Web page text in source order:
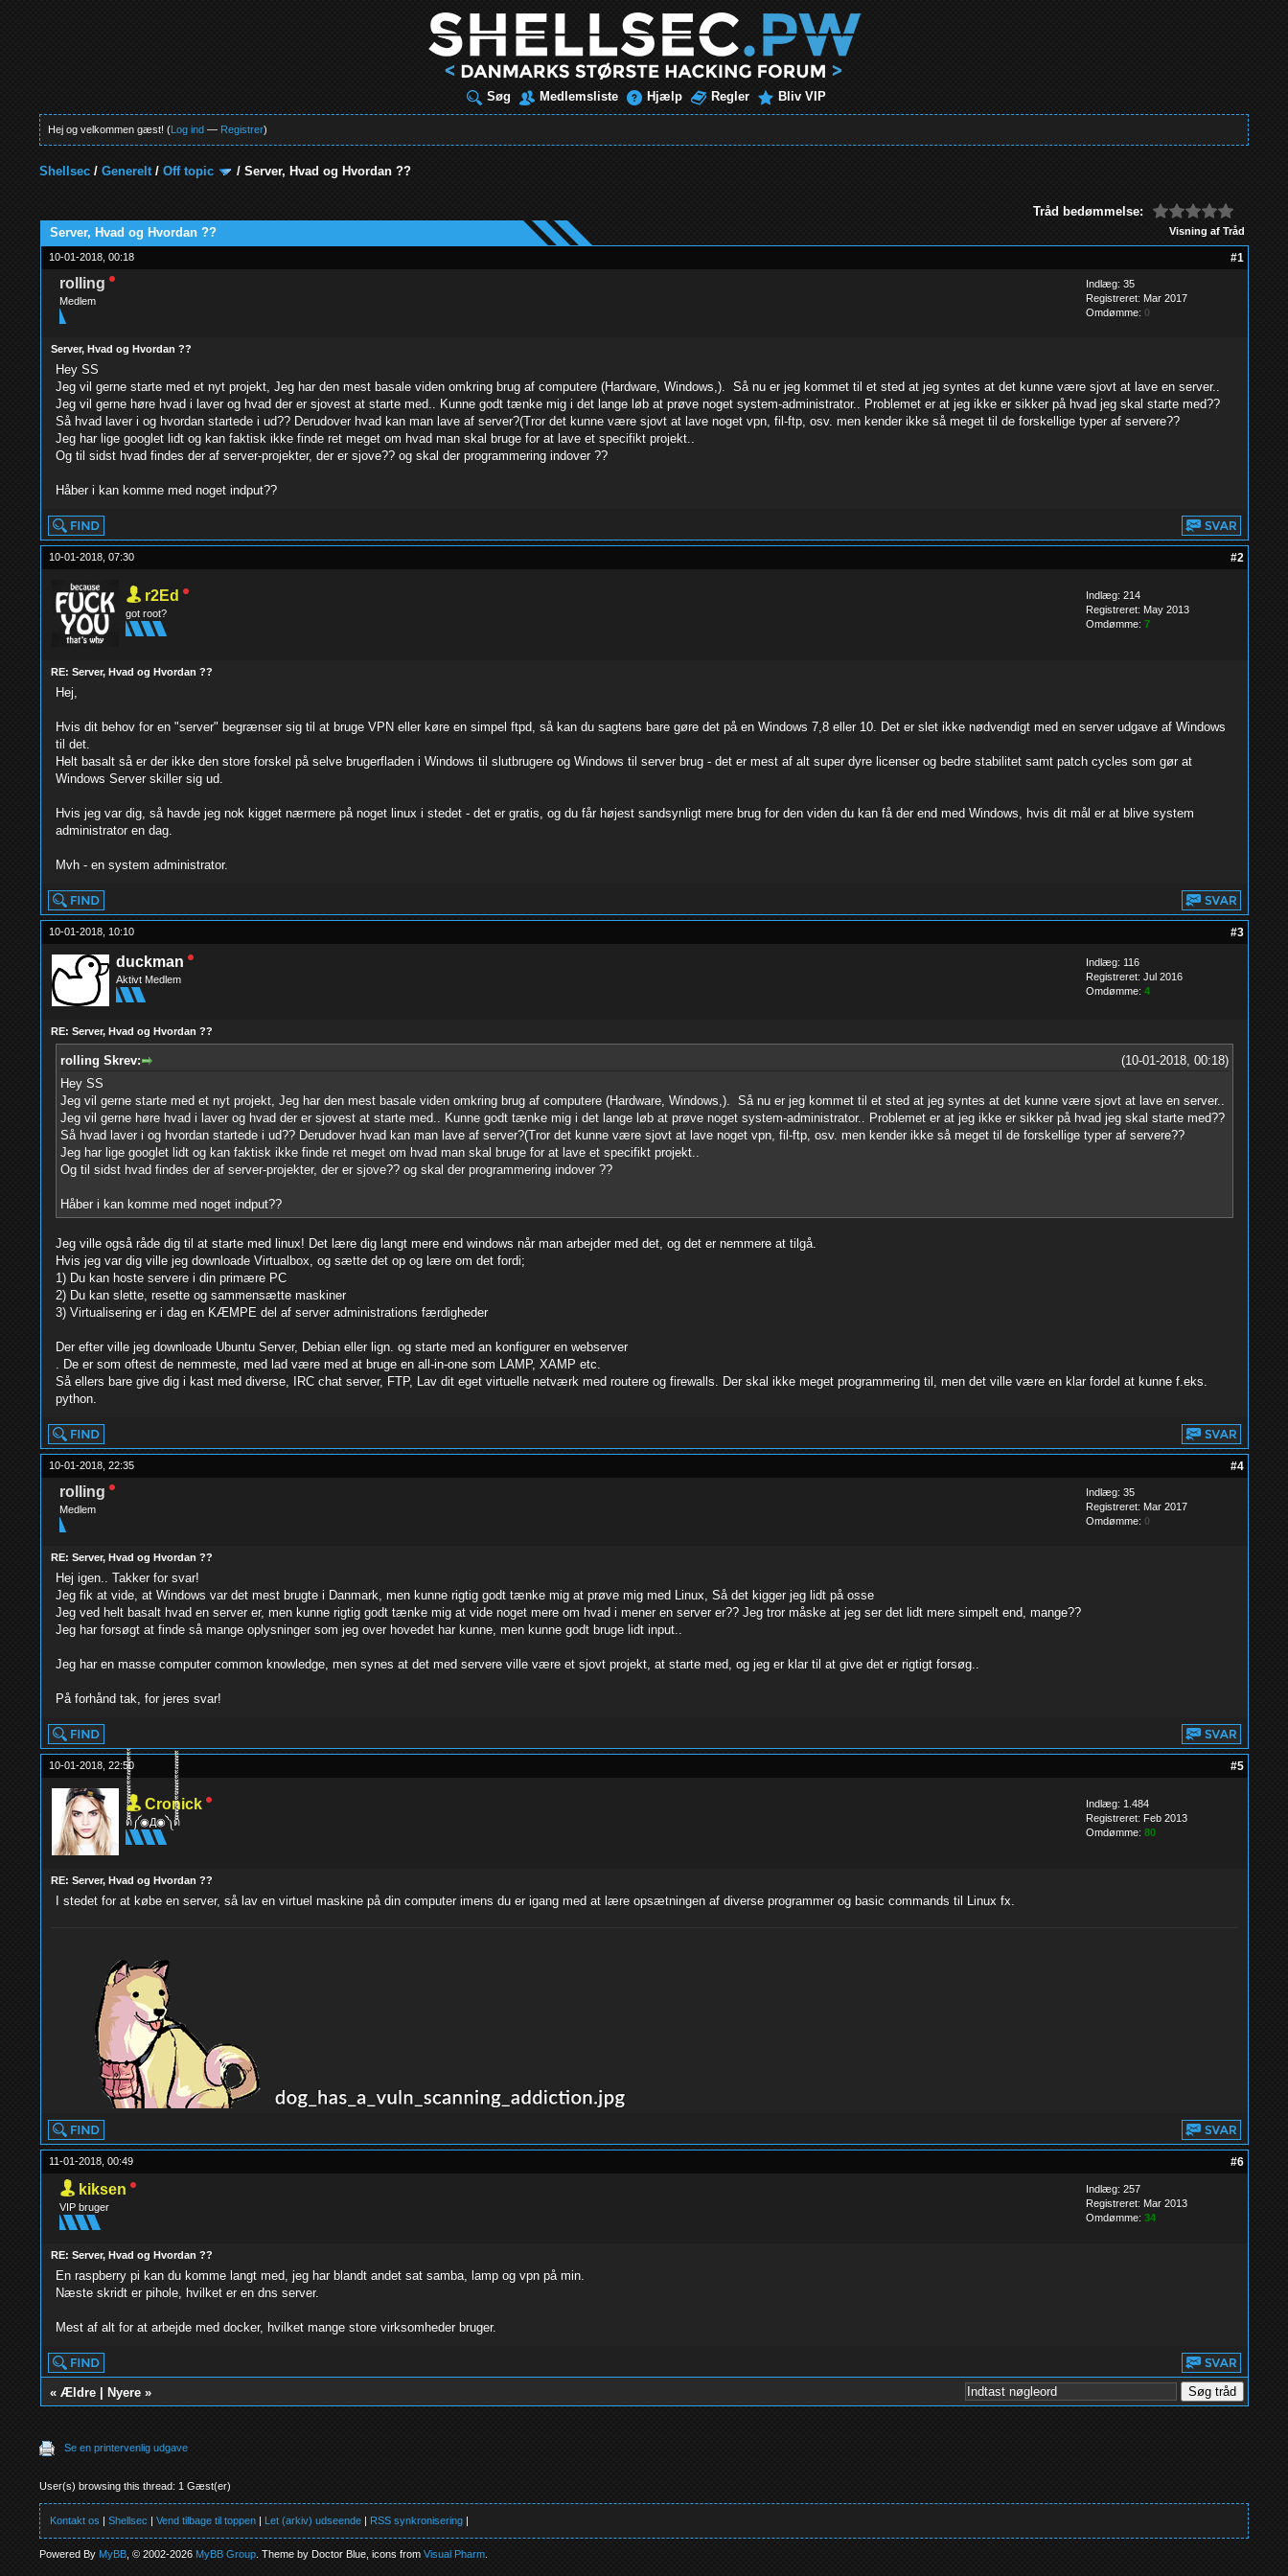
Søg Medlemsliste Hjælp Regler Bliv VIP
Hej og velkommen gæst! (Log ind — Registrer)
Shellsec /Generelt/Off topic /Server, Hvad og Hvordan ??
Tråd bedømmelse:
Visning af Tråd
Server, Hvad og Hvordan ??
10-01-2018, 00:18 #1
rolling
Medlem
Indlæg: 35
Registreret: Mar 2017
Omdømme: 0
Server, Hvad og Hvordan ??
Hey SS
Jeg vil gerne starte med et nyt projekt, Jeg har den mest basale viden omkring brug af computere (Hardware, Windows,). Så nu er jeg kommet til et sted at jeg syntes at det kunne være sjovt at lave en server..
Jeg vil gerne høre hvad i laver og hvad der er sjovest at starte med.. Kunne godt tænke mig i det lange løb at prøve noget system-administrator.. Problemet er at jeg ikke er sikker på hvad jeg skal starte med??
Så hvad laver i og hvordan startede i ud?? Derudover hvad kan man lave af server?(Tror det kunne være sjovt at lave noget vpn, fil-ftp, osv. men kender ikke så meget til de forskellige typer af servere??
Jeg har lige googlet lidt og kan faktisk ikke finde ret meget om hvad man skal bruge for at lave et specifikt projekt..
Og til sidst hvad findes der af server-projekter, der er sjove?? og skal der programmering indover ??
Håber i kan komme med noget indput??
10-01-2018, 07:30 #2
r2Ed
got root?
Indlæg: 214
Registreret: May 2013
Omdømme: 7
RE: Server, Hvad og Hvordan ??
Hej,
Hvis dit behov for en "server" begrænser sig til at bruge VPN eller køre en simpel ftpd, så kan du sagtens bare gøre det på en Windows 7,8 eller 10. Det er slet ikke nødvendigt med en server udgave af Windows
til det.
Helt basalt så er der ikke den store forskel på selve brugerfladen i Windows til slutbrugere og Windows til server brug - det er mest af alt super dyre licenser og bedre stabilitet samt patch cycles som gør at
Windows Server skiller sig ud.
Hvis jeg var dig, så havde jeg nok kigget nærmere på noget linux i stedet - det er gratis, og du får højest sandsynligt mere brug for den viden du kan få der end med Windows, hvis dit mål er at blive system
administrator en dag.
Mvh - en system administrator.
10-01-2018, 10:10 #3
duckman
Aktivt Medlem
Indlæg: 116
Registreret: Jul 2016
Omdømme: 4
RE: Server, Hvad og Hvordan ??
(10-01-2018, 00:18)
rolling Skrev:
Hey SS
Jeg vil gerne starte med et nyt projekt, Jeg har den mest basale viden omkring brug af computere (Hardware, Windows,). Så nu er jeg kommet til et sted at jeg syntes at det kunne være sjovt at lave en server..
Jeg vil gerne høre hvad i laver og hvad der er sjovest at starte med.. Kunne godt tænke mig i det lange løb at prøve noget system-administrator.. Problemet er at jeg ikke er sikker på hvad jeg skal starte med??
Så hvad laver i og hvordan startede i ud?? Derudover hvad kan man lave af server?(Tror det kunne være sjovt at lave noget vpn, fil-ftp, osv. men kender ikke så meget til de forskellige typer af servere??
Jeg har lige googlet lidt og kan faktisk ikke finde ret meget om hvad man skal bruge for at lave et specifikt projekt..
Og til sidst hvad findes der af server-projekter, der er sjove?? og skal der programmering indover ??
Håber i kan komme med noget indput??
Jeg ville også råde dig til at starte med linux! Det lære dig langt mere end windows når man arbejder med det, og det er nemmere at tilgå.
Hvis jeg var dig ville jeg downloade Virtualbox, og sætte det op og lære om det fordi;
1) Du kan hoste servere i din primære PC
2) Du kan slette, resette og sammensætte maskiner
3) Virtualisering er i dag en KÆMPE del af server administrations færdigheder
Der efter ville jeg downloade Ubuntu Server, Debian eller lign. og starte med an konfigurer en webserver
. De er som oftest de nemmeste, med lad være med at bruge en all-in-one som LAMP, XAMP etc.
Så ellers bare give dig i kast med diverse, IRC chat server, FTP, Lav dit eget virtuelle netværk med routere og firewalls. Der skal ikke meget programmering til, men det ville være en klar fordel at kunne f.eks.
python.
10-01-2018, 22:35 #4
rolling
Medlem
Indlæg: 35
Registreret: Mar 2017
Omdømme: 0
RE: Server, Hvad og Hvordan ??
Hej igen.. Takker for svar!
Jeg fik at vide, at Windows var det mest brugte i Danmark, men kunne rigtig godt tænke mig at prøve mig med Linux, Så det kigger jeg lidt på osse
Jeg ved helt basalt hvad en server er, men kunne rigtig godt tænke mig at vide noget mere om hvad i mener en server er?? Jeg tror måske at jeg ser det lidt mere simpelt end, mange??
Jeg har forsøgt at finde så mange oplysninger som jeg over hovedet har kunne, men kunne godt bruge lidt input..
Jeg har en masse computer common knowledge, men synes at det med servere ville være et sjovt projekt, at starte med, og jeg er klar til at give det er rigtigt forsøg..
På forhånd tak, for jeres svar!
10-01-2018, 22:50 #5
Cronick
ด็็้้้้้็็็็็้้้้้็็็็็้้้้้༼◉Д◉༽ด็็็็็้้้้้็็็็้้้้้็็็็็้้
Indlæg: 1.484
Registreret: Feb 2013
Omdømme: 80
RE: Server, Hvad og Hvordan ??
I stedet for at købe en server, så lav en virtuel maskine på din computer imens du er igang med at lære opsætningen af diverse programmer og basic commands til Linux fx.
11-01-2018, 00:49 #6
kiksen
VIP bruger
Indlæg: 257
Registreret: Mar 2013
Omdømme: 34
RE: Server, Hvad og Hvordan ??
En raspberry pi kan du komme langt med, jeg har blandt andet sat samba, lamp og vpn på min.
Næste skridt er pihole, hvilket er en dns server.
Mest af alt for at arbejde med docker, hvilket mange store virksomheder bruger.
« Ældre| Nyere»
Se en printervenlig udgave
User(s) browsing this thread: 1 Gæst(er)
Kontakt os |Shellsec |Vend tilbage til toppen | Let (arkiv) udseende | RSS synkronisering |
Powered ByMyBB , © 2002-2026MyBB Group . Theme by Doctor Blue, icons fromVisual Pharm